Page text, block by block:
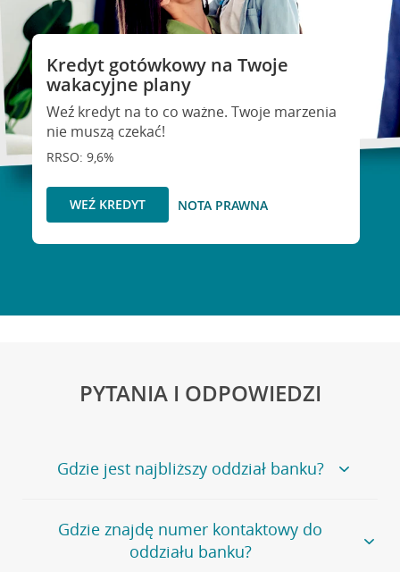
Kredyt gotówkowy na Twoje
wakacyjne plany
Weź kredyt na to co ważne. Twoje marzenia
nie muszą czekać!
RRSO: 9,6%
WEŹ KREDYT NOTA PRAWNA
PYTANIA I ODPOWIEDZI
Gdzie jest najbliższy oddział banku?
Jeśli szukasz oddziału naszego banku, zapraszamy na
stronęPlacówki i bankomaty, na której znajduje się
wygodna wyszukiwarka.
Gdzie znajdę numer kontaktowy do
oddziału banku?